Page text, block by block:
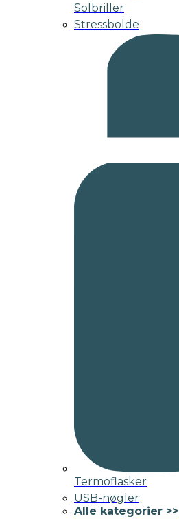
Solbriller
Stressbolde
Termoflasker
USB-nøgler
Alle kategorier >>